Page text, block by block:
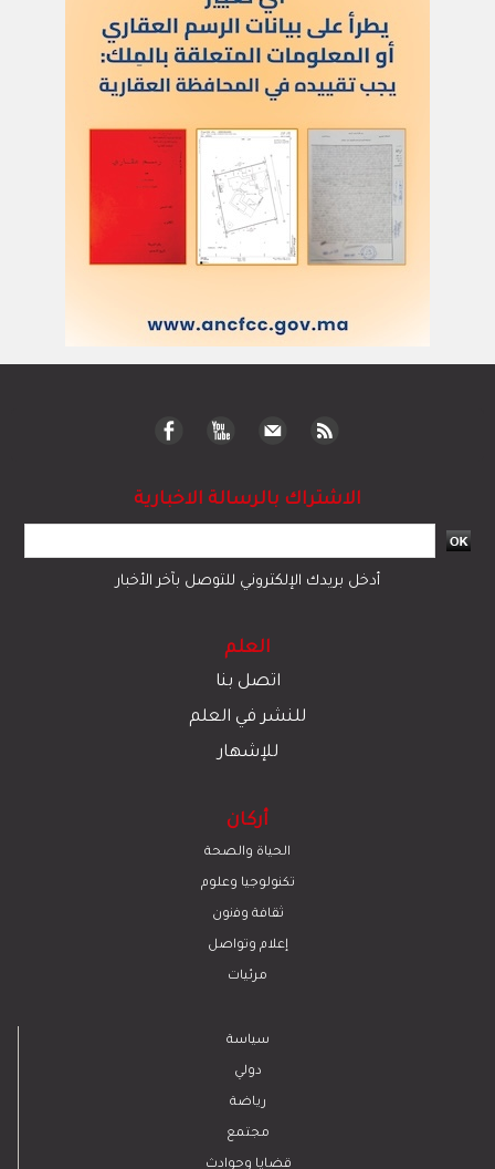
الاشتراك بالرسالة الاخبارية
أدخل بريدك الإلكتروني للتوصل بآخر الأخبار
العلم
اتصل بنا
للنشر في العلم
للإشهار
أركان
الحياة والصحة
تكنولوجيا وعلوم
ﺛﻘﺎﻓﺔ وﻓﻧون
إعلام وتواصل
مرئيات
سياسة
دولي
رياضة
مجتمع
قضايا وحوادث